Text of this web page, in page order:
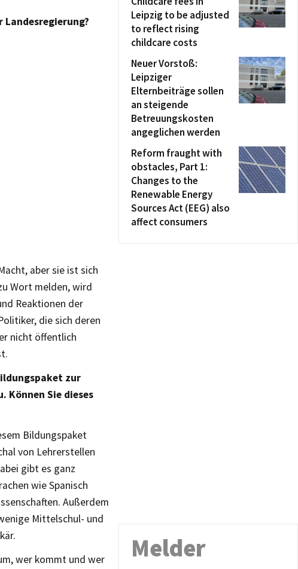
aber sie ist sich
Wort melden, wird
Reaktionen der
die sich deren
nicht öffentlich
zur
Können Sie dieses
Bildungspaket
von Lehrerstellen
gibt es ganz
wie Spanisch
Außerdem
Mittelschul- und
wer kommt und wer
Leipzig to be adjusted
to reflect rising
childcare costs
Neuer Vorstoß:
Leipziger
Elternbeiträge sollen
an steigende
Betreuungskosten
angeglichen werden
Reform fraught with
obstacles, Part 1:
Changes to the
Renewable Energy
Sources Act (EEG) also
affect consumers
Melder